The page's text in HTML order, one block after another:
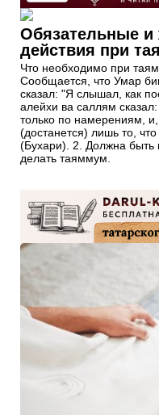
Обязательные
действия при
Что необходимо при
Сообщается, что Умар
сказал: "Я слышал, как
алейхи ва саллям
только по намерениям,
(достанется) лишь то,
(Бухари). 2. Должна быть
делать таяммум.